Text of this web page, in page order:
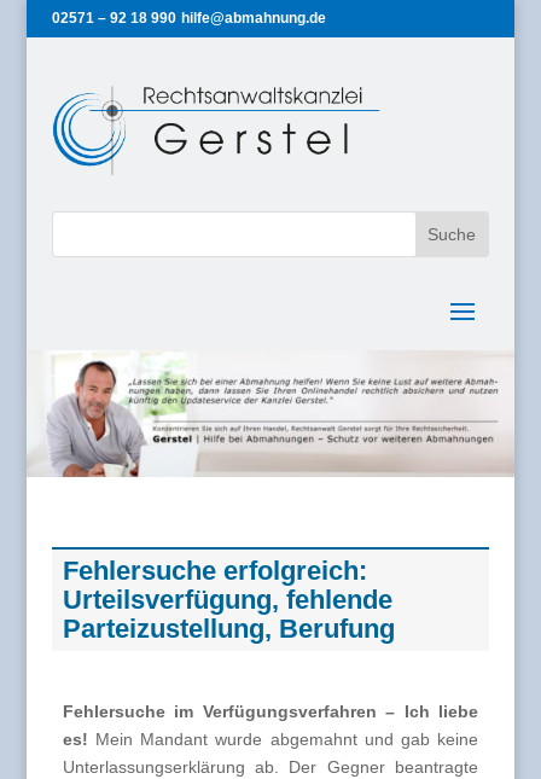
02571 – 92 18 990 hilfe@abmahnung.de
Fehlersuche erfolgreich:
Urteilsverfügung, fehlende
Parteizustellung, Berufung
Fehlersuche im Verfügungsverfahren – Ich liebe
es! Mein Mandant wurde abgemahnt und gab keine
Unterlassungserklärung ab. Der Gegner beantragte